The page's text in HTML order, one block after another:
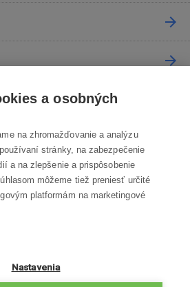
a osobných
na zhromažďovanie a analýzu
stránky, na zabezpečenie
a na zlepšenie a prispôsobenie
môžeme tiež preniesť určité
platformám na marketingové
Nastavenia